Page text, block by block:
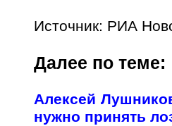
Источник: РИА
Далее по теме:
Алексей
нужно принять